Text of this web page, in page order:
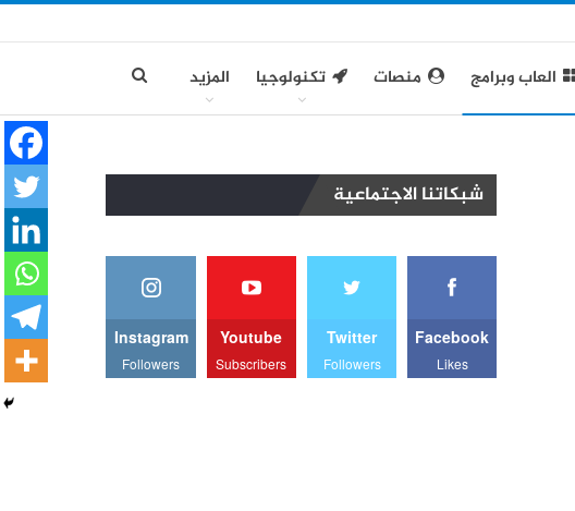
العاب وبرامج منصات تكنولوجيا المزيد
شبكاتنا الاجتماعية
Facebook
Likes
Twitter
Followers
Youtube
Subscribers
Instagram
Followers